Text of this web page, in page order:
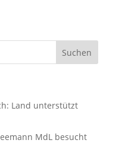
Land unterstützt
MdL besucht